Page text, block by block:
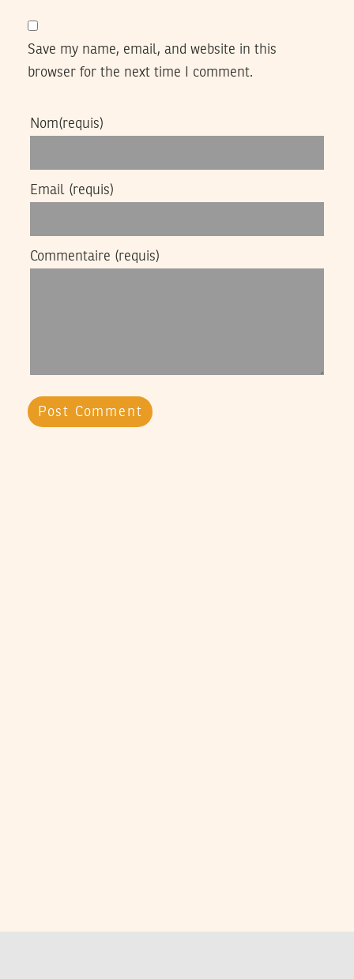
Save my name, email, and website in this
browser for the next time I comment.
Nom(requis)
Email (requis)
Commentaire (requis)